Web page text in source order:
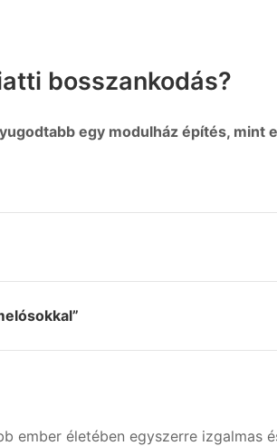
bosszankodás?
egy modulház építés, mint
ember életében egyszerre izgalmas